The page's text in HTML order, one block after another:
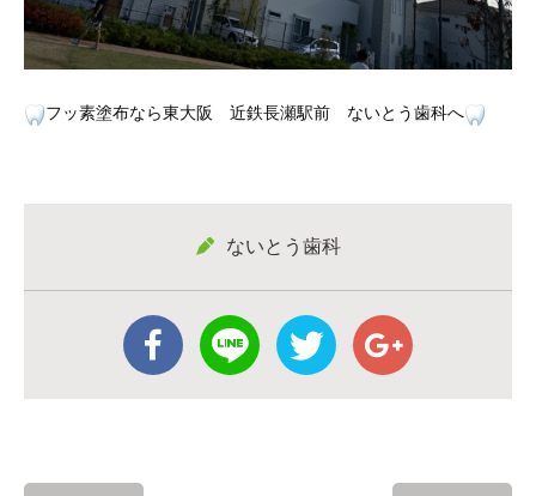
フッ素塗布なら東大阪 近鉄長瀬駅前 ないとう歯科へ
ないとう歯科